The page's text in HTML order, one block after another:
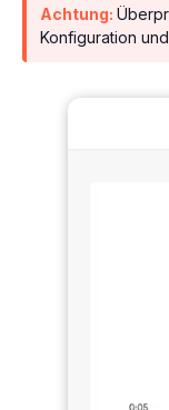
Achtung:
Konfiguration